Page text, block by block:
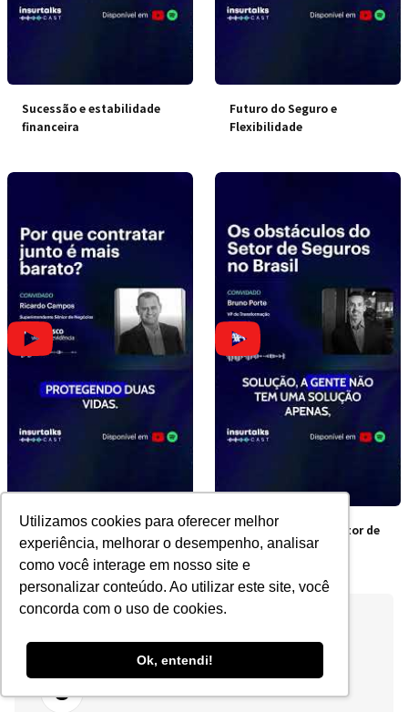
Utilizamos cookies para oferecer melhor
experiência, melhorar o desempenho, analisar
como você interage em nosso site e
personalizar conteúdo. Ao utilizar este site, você
concorda com o uso de cookies.
Ok, entendi!
Sucessão e estabilidade
financeira
Futuro do Seguro e
Flexibilidade
Por que contratar junto é
mais barato?
Os obstáculos do Setor de
Seguros no Brasil